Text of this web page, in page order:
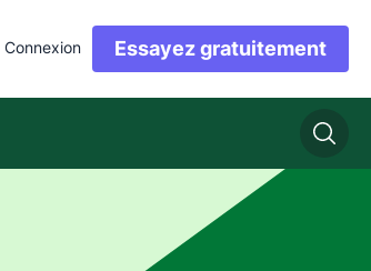
Connexion Essayez gratuitement